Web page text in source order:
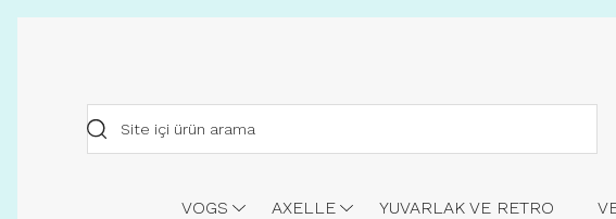
VOGS AXELLE YUVARLAK VE RETRO